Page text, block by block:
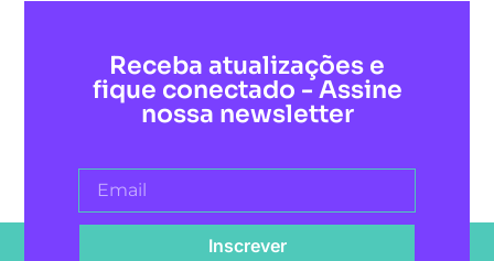
Receba atualizações e
fique conectado - Assine
nossa newsletter
Inscrever